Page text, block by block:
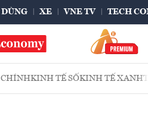
XE VNE TV TECH
KINH TẾ SỐKINH TẾ XANH